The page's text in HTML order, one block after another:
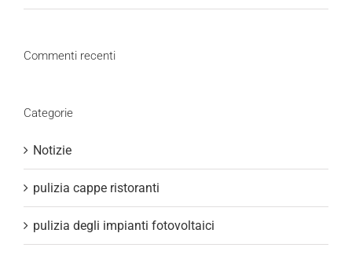
Commenti recenti
Categorie
Notizie
pulizia cappe ristoranti
pulizia degli impianti fotovoltaici